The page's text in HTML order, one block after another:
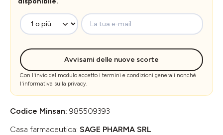
La tua e-mail
Avvisami delle nuove scorte
Con l'invio del modulo accetto i termini e condizioni generali nonché
l'informativa sulla privacy.
Codice Minsan: 985509393
Casa farmaceutica: SAGE PHARMA SRL